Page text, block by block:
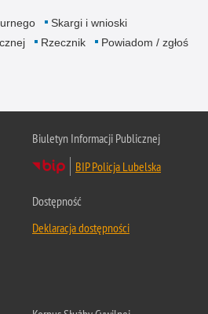
Skargi i wnioski
Rzecznik
Powiadom / zgłoś
Biuletyn Informacji Publicznej
BIP Policja Lubelska
Dostępność
Deklaracja dostępności